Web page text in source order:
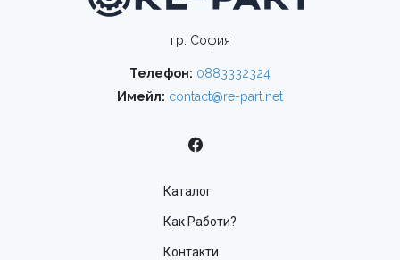
гр. София
Телефон: 0883332324
Имейл: contact@re-part.net
Каталог
Как Работи?
Контакти